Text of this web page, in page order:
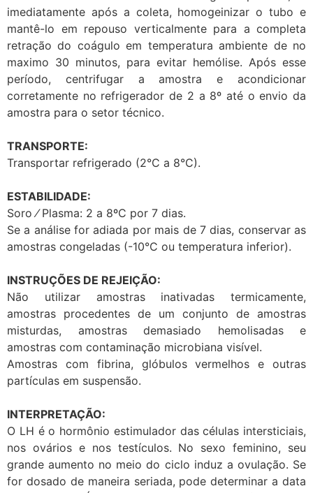
imediatamente após a coleta, homogeinizar o tubo e
mantê-lo em repouso verticalmente para a completa
retração do coágulo em temperatura ambiente de no
maximo 30 minutos, para evitar hemólise. Após esse
período, centrifugar a amostra e acondicionar
corretamente no refrigerador de 2 a 8º até o envio da
amostra para o setor técnico.
TRANSPORTE:
Transportar refrigerado (2°C a 8°C).
ESTABILIDADE:
Soro ⁄ Plasma: 2 a 8ºC por 7 dias.
Se a análise for adiada por mais de 7 dias, conservar as
amostras congeladas (-10°C ou temperatura inferior).
INSTRUÇÕES DE REJEIÇÃO:
Não utilizar amostras inativadas termicamente,
amostras procedentes de um conjunto de amostras
misturdas, amostras demasiado hemolisadas e
amostras com contaminação microbiana visível.
Amostras com fibrina, glóbulos vermelhos e outras
partículas em suspensão.
INTERPRETAÇÃO:
O LH é o hormônio estimulador das células intersticiais,
nos ovários e nos testículos. No sexo feminino, seu
grande aumento no meio do ciclo induz a ovulação. Se
for dosado de maneira seriada, pode determinar a data